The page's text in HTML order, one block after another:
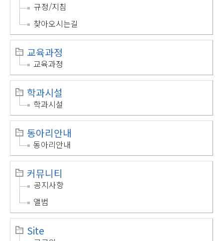
규정/지침
찾아오시는길
교육과정
교육과정
학과시설
학과시설
동아리안내
동아리안내
커뮤니티
공지사항
앨범
Site